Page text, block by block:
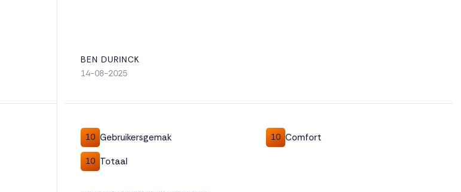
BEN DURINCK
14-08-2025
10 Gebruikersgemak 10 Comfort
10 Totaal